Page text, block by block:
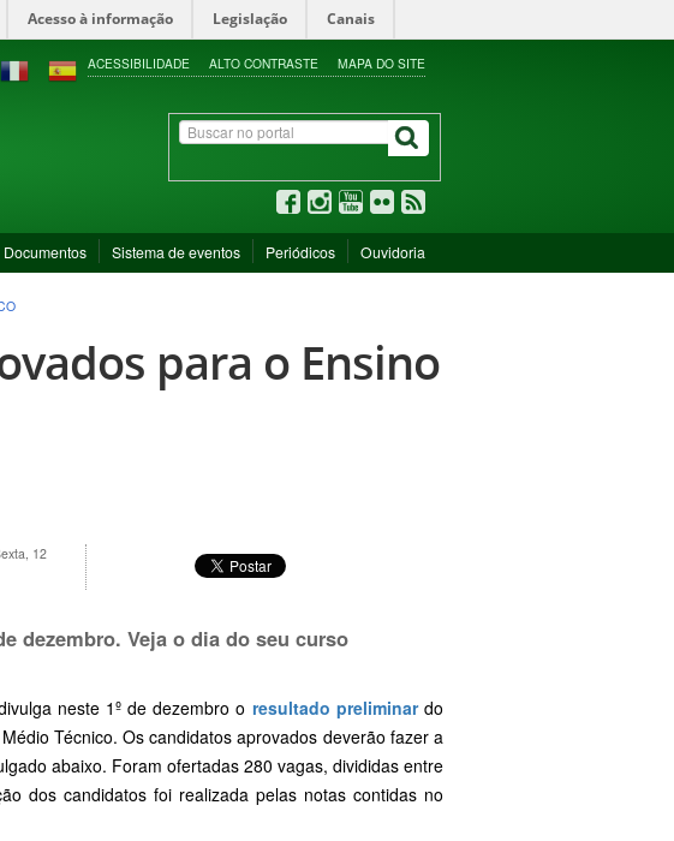
Acesso à informação Legislação Canais
ACESSIBILIDADE ALTO CONTRASTE MAPA DO SITE
Documentos Sistema de eventos Periódicos Ouvidoria
para o Ensino
12
dezembro. Veja o dia do seu curso
neste 1º de dezembro o resultado preliminardo
Técnico. Os candidatos aprovados deverão fazer a
abaixo. Foram ofertadas 280 vagas, divididas entre
dos candidatos foi realizada pelas notas contidas no